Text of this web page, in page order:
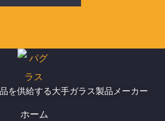
を供給する大手ガラス製品メーカー
ホーム